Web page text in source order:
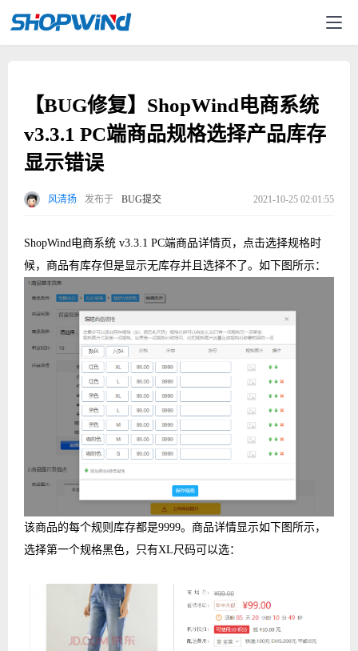
【BUG修复】ShopWind电商系统
v3.3.1 PC端商品规格选择产品库存
显示错误
风清扬 发布于 BUG提交 2021-10-25 02:01:55
ShopWind电商系统 v3.3.1 PC端商品详情页，点击选择规格时
候，商品有库存但是显示无库存并且选择不了。如下图所示：
该商品的每个规则库存都是9999。商品详情显示如下图所示，
选择第一个规格黑色，只有XL尺码可以选：